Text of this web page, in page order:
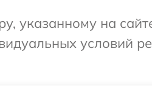
указанному на
условий